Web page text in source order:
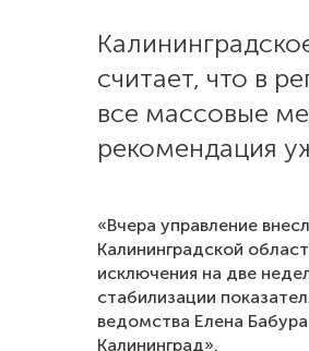
считает, что в
все массовые
рекомендация
«Вчера управление
Калининградской
исключения на две
стабилизации
ведомства Елена
Калининград».